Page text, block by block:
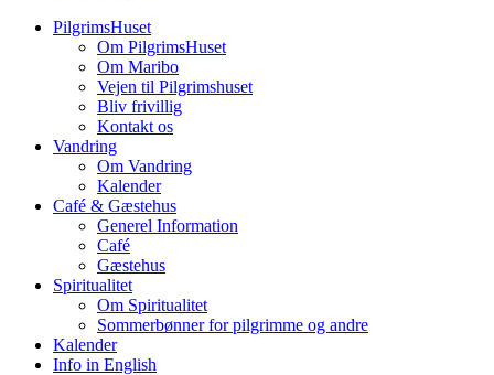
PilgrimsHuset
Om PilgrimsHuset
Om Maribo
Vejen til Pilgrimshuset
Bliv frivillig
Kontakt os
Vandring
Om Vandring
Kalender
Café & Gæstehus
Generel Information
Café
Gæstehus
Spiritualitet
Om Spiritualitet
Sommerbønner for pilgrimme og andre
Kalender
Info in English